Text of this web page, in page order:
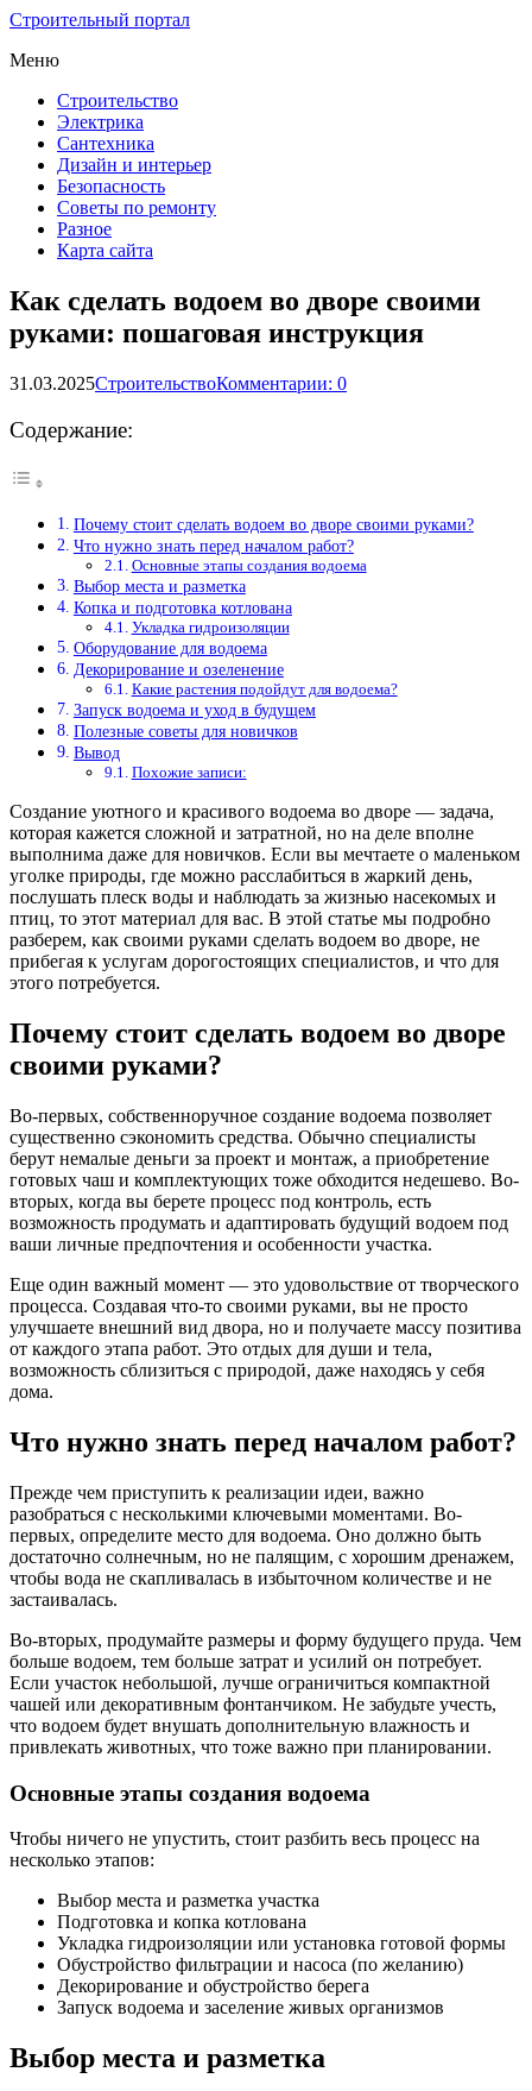
Строительный портал
Меню
Строительство
Электрика
Сантехника
Дизайн и интерьер
Безопасность
Советы по ремонту
Разное
Карта сайта
Как сделать водоем во дворе своими
руками: пошаговая инструкция
31.03.2025СтроительствоКомментарии: 0
Содержание:
Почему стоит сделать водоем во дворе своими руками?
Что нужно знать перед началом работ?
Основные этапы создания водоема
Выбор места и разметка
Копка и подготовка котлована
Укладка гидроизоляции
Оборудование для водоема
Декорирование и озеленение
Какие растения подойдут для водоема?
Запуск водоема и уход в будущем
Полезные советы для новичков
Вывод
Похожие записи:
Создание уютного и красивого водоема во дворе — задача,
которая кажется сложной и затратной, но на деле вполне
выполнима даже для новичков. Если вы мечтаете о маленьком
уголке природы, где можно расслабиться в жаркий день,
послушать плеск воды и наблюдать за жизнью насекомых и
птиц, то этот материал для вас. В этой статье мы подробно
разберем, как своими руками сделать водоем во дворе, не
прибегая к услугам дорогостоящих специалистов, и что для
этого потребуется.
Почему стоит сделать водоем во дворе
своими руками?
Во-первых, собственноручное создание водоема позволяет
существенно сэкономить средства. Обычно специалисты
берут немалые деньги за проект и монтаж, а приобретение
готовых чаш и комплектующих тоже обходится недешево. Во-
вторых, когда вы берете процесс под контроль, есть
возможность продумать и адаптировать будущий водоем под
ваши личные предпочтения и особенности участка.
Еще один важный момент — это удовольствие от творческого
процесса. Создавая что-то своими руками, вы не просто
улучшаете внешний вид двора, но и получаете массу позитива
от каждого этапа работ. Это отдых для души и тела,
возможность сблизиться с природой, даже находясь у себя
дома.
Что нужно знать перед началом работ?
Прежде чем приступить к реализации идеи, важно
разобраться с несколькими ключевыми моментами. Во-
первых, определите место для водоема. Оно должно быть
достаточно солнечным, но не палящим, с хорошим дренажем,
чтобы вода не скапливалась в избыточном количестве и не
застаивалась.
Во-вторых, продумайте размеры и форму будущего пруда. Чем
больше водоем, тем больше затрат и усилий он потребует.
Если участок небольшой, лучше ограничиться компактной
чашей или декоративным фонтанчиком. Не забудьте учесть,
что водоем будет внушать дополнительную влажность и
привлекать животных, что тоже важно при планировании.
Основные этапы создания водоема
Чтобы ничего не упустить, стоит разбить весь процесс на
несколько этапов:
Выбор места и разметка участка
Подготовка и копка котлована
Укладка гидроизоляции или установка готовой формы
Обустройство фильтрации и насоса (по желанию)
Декорирование и обустройство берега
Запуск водоема и заселение живых организмов
Выбор места и разметка